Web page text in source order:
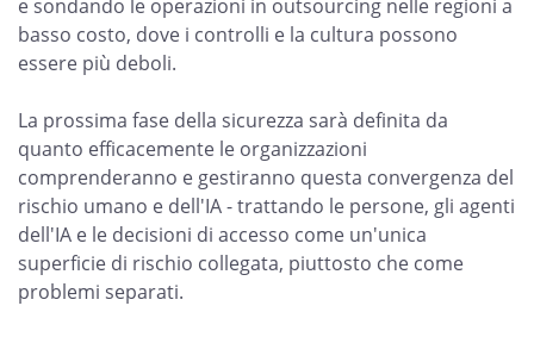
e sondando le operazioni in outsourcing nelle regioni a
basso costo, dove i controlli e la cultura possono
essere più deboli.
La prossima fase della sicurezza sarà definita da
quanto efficacemente le organizzazioni
comprenderanno e gestiranno questa convergenza del
rischio umano e dell'IA - trattando le persone, gli agenti
dell'IA e le decisioni di accesso come un'unica
superficie di rischio collegata, piuttosto che come
problemi separati.